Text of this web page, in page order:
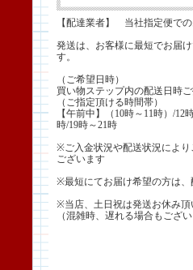
【配達業者】 当社指定便で
発送は、お客様に最短でお届
す。
（ご希望日時）
買い物ステップ内の配送日時
（ご指定頂ける時間帯）
【午前中】（10時～11時）/12
時/19時～21時
※ご入金状況や配送状況によ
ございます
※最短にてお届け希望の方は、
※当店、土日祝は発送お休み頂
（混雑時、遅れる場合もござ